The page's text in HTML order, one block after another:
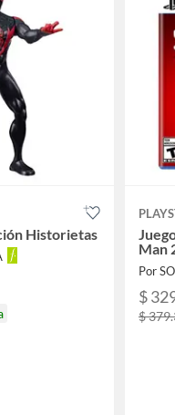
Historietas
Man
Por
$
$